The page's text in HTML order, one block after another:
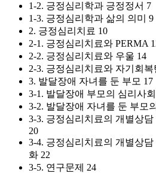
1-2. 긍정심리학과 긍정정서 7
1-3. 긍정심리학과 삶의 의미 9
2. 긍정심리치료 10
2-1. 긍정심리치료와 PERMA
2-2. 긍정심리치료와 우울 14
2-3. 긍정심리치료와 자기회복
3. 발달장애 자녀를 둔 부모 17
3-1. 발달장애 부모의 심리사
3-2. 발달장애 자녀를 둔 부모
3-3. 긍정심리치료의 개별상
20
3-4. 긍정심리치료의 개별상
화 22
3-5. 연구문제 24